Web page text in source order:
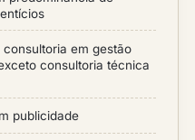
em gestão
consultoria técnica
publicidade